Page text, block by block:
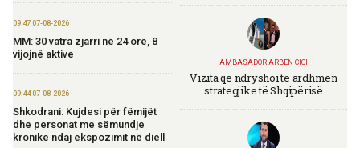
09:47 07-08-2026
MM: 30 vatra zjarri në 24 orë, 8
vijojnë aktive
09:44 07-08-2026
Shkodrani: Kujdesi për fëmijët
dhe personat me sëmundje
kronike ndaj ekspozimit në diell
AMBASADOR ARBEN CICI
Vizita që ndryshoi të ardhmen
strategjike të Shqipërisë